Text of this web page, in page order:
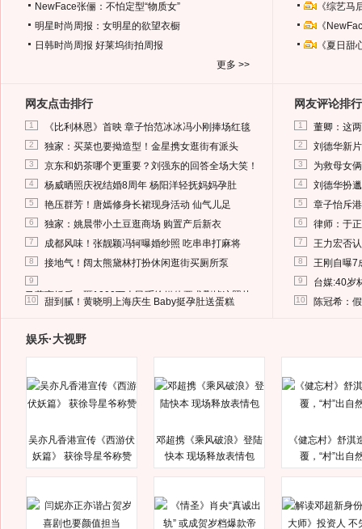
NewFace张俪：不怕定型“物质女”
明星时尚周报：女明星的欲望衣橱
日韩时尚周报 好莱坞街拍周报
更多 >>
《综艺
《
《夏日
网友点击排行
1 《比利林恩》首映 章子怡范冰冰冯小刚捧场红毯
2 独家：买菜也要拗造型！金星携女逛街有派头
3 京东和奶茶哪个更重要？刘强东的回答全场大笑！
4 杨威晒照庆祝结婚8周年 杨阳洋轻抚妈妈孕肚
5 艳压群芳！唐嫣修身长裙现身活动 仙气儿足
6 独家：姚晨带小土豆逛商场 购置产后新衣
7 成都风味！张靓颖冯轲曝婚纱照 吃串串打麻将
8 接地气！阔太熊黛林打扮休闲逛街买厕所泵
9
马蓉离婚后，砸1000万人民币给媒体要求删掉这照片
10 甜到腻！黄晓明上海庆生 Baby挺孕肚送蛋糕
网友评论排行
1 董卿：这
2 刘德华新
3 为救母女
4 刘德华扮
5 章子怡斥
6 律师：于
7 王力宏否
8 王刚自曝7
9 台媒:40岁
10 陈冠希：
娱乐·大视野
吴亦凡香港宣传《西游伏
妖篇》 获徐导星爷称赞
邓超携《乘风破浪》登陆
快本 现场释放表情包
《健忘村》舒淇
覆，“村”出自